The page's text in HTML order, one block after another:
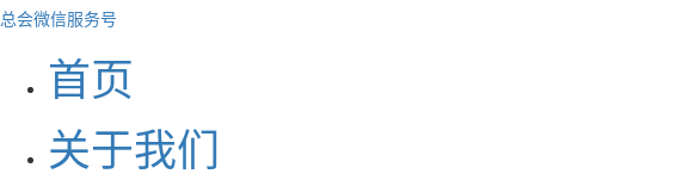
总会微信服务号
首页
关于我们